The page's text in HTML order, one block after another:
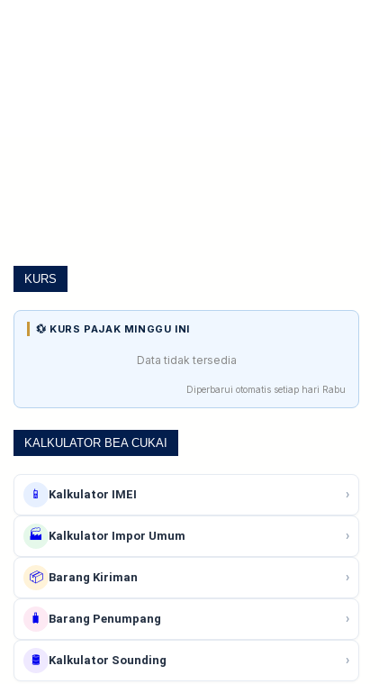
KURS
💱 KURS PAJAK MINGGU INI
Data tidak tersedia
Diperbarui otomatis setiap hari Rabu
KALKULATOR BEA CUKAI
📱 Kalkulator IMEI ›
🏭 Kalkulator Impor Umum ›
📦 Barang Kiriman ›
🧳 Barang Penumpang ›
🛢️ Kalkulator Sounding ›